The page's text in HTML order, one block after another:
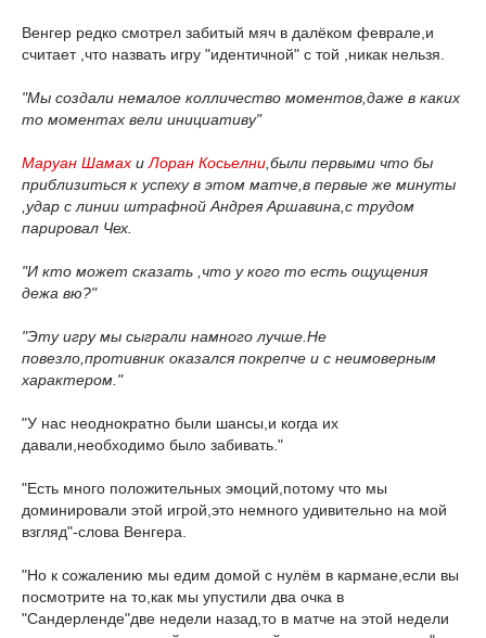
Венгер редко смотрел забитый мяч в далёком феврале,и
считает ,что назвать игру "идентичной" с той ,никак нельзя.
"Мы создали немалое колличество моментов,даже в каких
то моментах вели инициативу"
Маруан Шамах иЛоран Косьелни,были первыми что бы
приблизиться к успеху в этом матче,в первые же минуты
,удар с линии штрафной Андрея Аршавина,с трудом
парировал Чех.
"И кто может сказать ,что у кого то есть ощущения
дежа вю?"
"Эту игру мы сыграли намного лучше.Не
повезло,противник оказался покрепче и с неимоверным
характером."
"У нас неоднократно были шансы,и когда их
давали,необходимо было забивать."
"Есть много положительных эмоций,потому что мы
доминировали этой игрой,это немного удивительно на мой
взгляд"-слова Венгера.
"Но к сожалению мы едим домой с нулём в кармане,если вы
посмотрите на то,как мы упустили два очка в
"Сандерленде"две недели назад,то в матче на этой недели